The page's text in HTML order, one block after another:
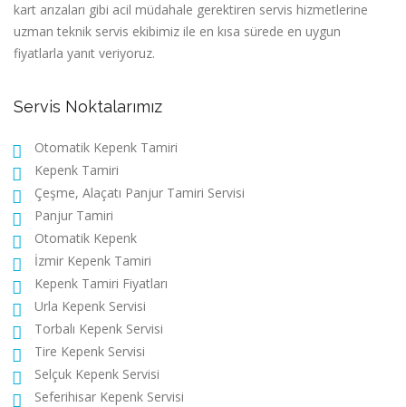
kart arızaları gibi acil müdahale gerektiren servis hizmetlerine
uzman teknik servis ekibimiz ile en kısa sürede en uygun
fiyatlarla yanıt veriyoruz.
Servis Noktalarımız
Otomatik Kepenk Tamiri
Kepenk Tamiri
Çeşme, Alaçatı Panjur Tamiri Servisi
Panjur Tamiri
Otomatik Kepenk
İzmir Kepenk Tamiri
Kepenk Tamiri Fiyatları
Urla Kepenk Servisi
Torbalı Kepenk Servisi
Tire Kepenk Servisi
Selçuk Kepenk Servisi
Seferihisar Kepenk Servisi